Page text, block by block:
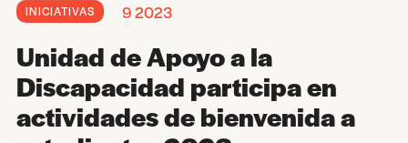
INICIATIVAS 9 2023
Unidad de Apoyo a la
Discapacidad participa en
actividades de bienvenida a